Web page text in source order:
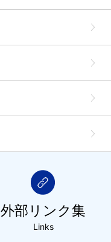
外部リンク集
Links